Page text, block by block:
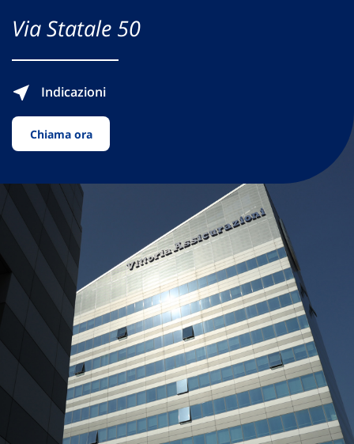
Via Statale 50
Indicazioni
Chiama ora